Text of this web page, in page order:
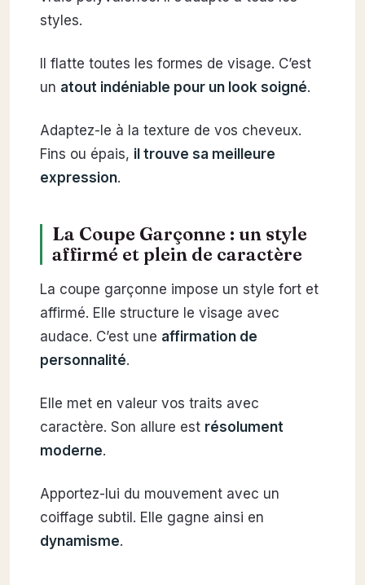
styles.
Il flatte toutes les formes de visage. C’est
un atout indéniable pour un look soigné.
Adaptez-le à la texture de vos cheveux.
Fins ou épais, il trouve sa meilleure
expression.
La Coupe Garçonne : un style
affirmé et plein de caractère
La coupe garçonne impose un style fort et
affirmé. Elle structure le visage avec
audace. C’est une affirmation de
personnalité.
Elle met en valeur vos traits avec
caractère. Son allure est résolument
moderne.
Apportez-lui du mouvement avec un
coiffage subtil. Elle gagne ainsi en
dynamisme.